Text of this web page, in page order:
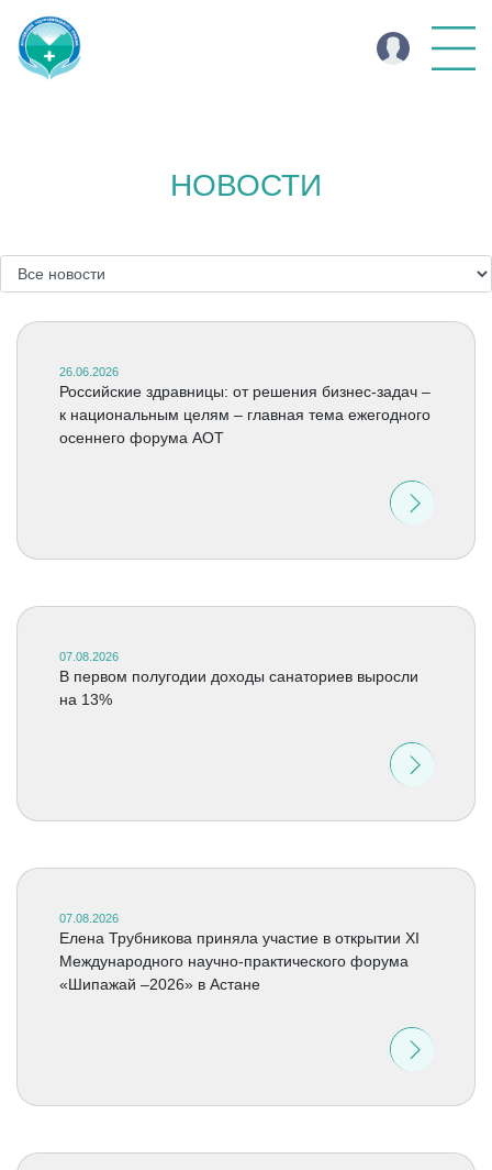
НОВОСТИ
26.06.2026
Российские здравницы: от решения бизнес-задач –
к национальным целям – главная тема ежегодного
осеннего форума АОТ
07.08.2026
В первом полугодии доходы санаториев выросли
на 13%
07.08.2026
Елена Трубникова приняла участие в открытии XI
Международного научно-практического форума
«Шипажай –2026» в Астане